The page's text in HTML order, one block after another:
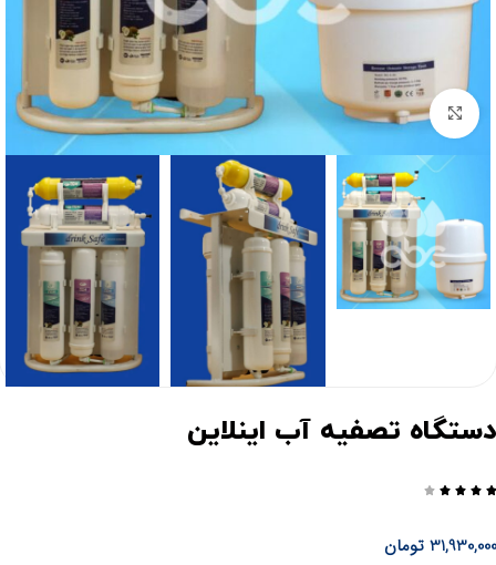
برای بزرگنمایی کلیک کنید
تصفیه آب اینلاین




تومان